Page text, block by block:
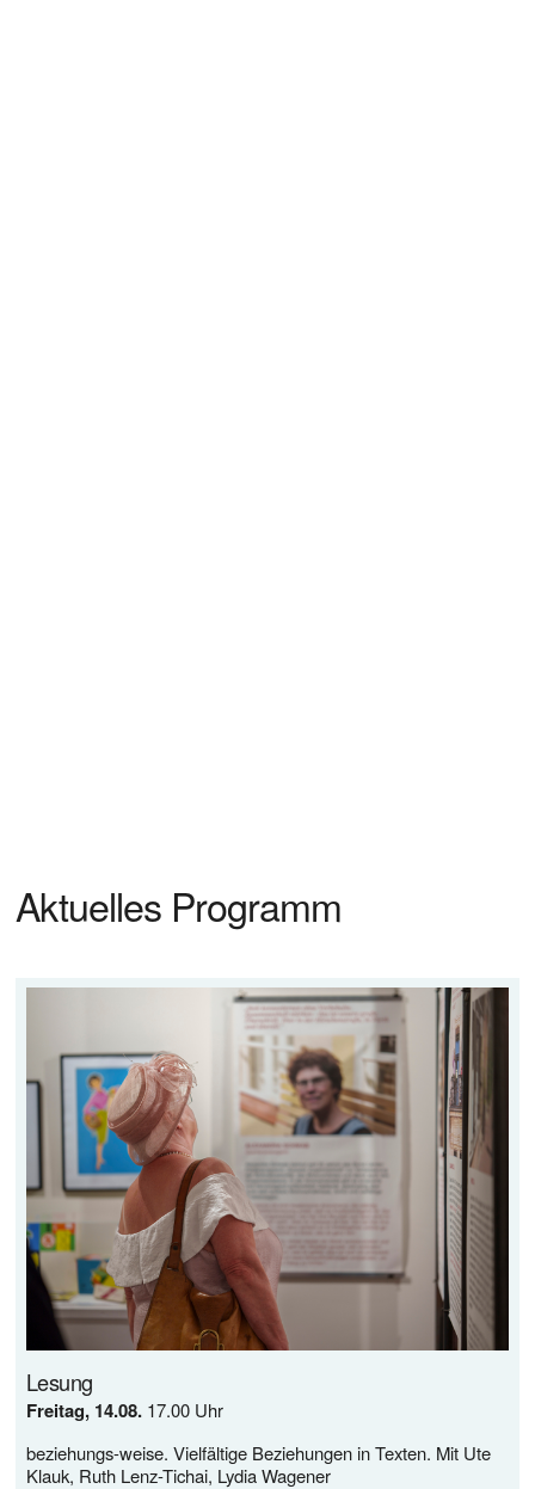
Aktuelles Programm
Lesung
Freitag, 14.08. 17.00 Uhr
beziehungs-weise. Vielfältige Beziehungen in Texten. Mit Ute
Klauk, Ruth Lenz-Tichai, Lydia Wagener